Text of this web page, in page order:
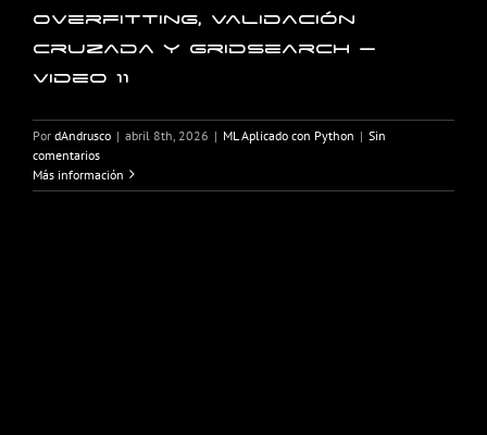
Overfitting, Validación
Cruzada y GridSearch –
Video 11
Por dAndrusco | abril 8th, 2026 | ML Aplicado con Python | Sin
comentarios
Más información